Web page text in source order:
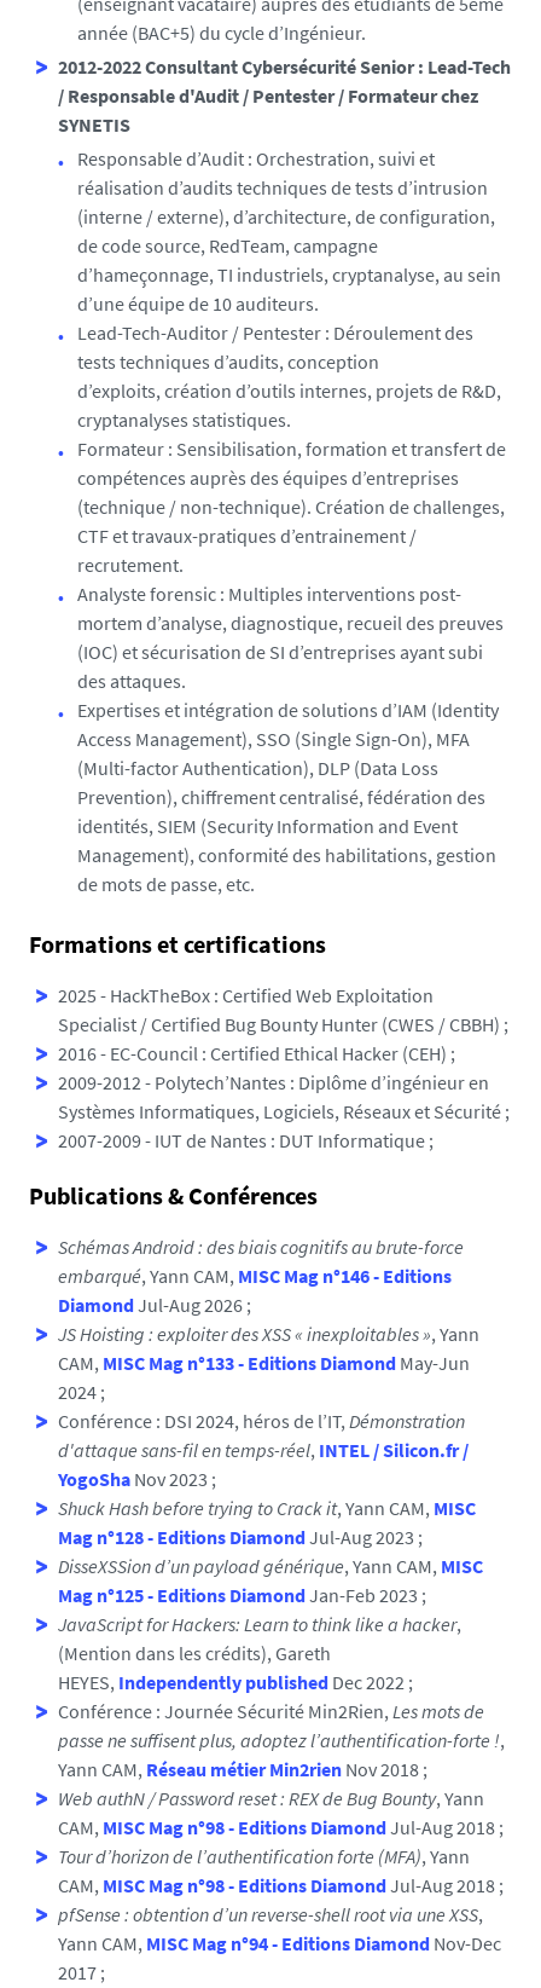
année (BAC+5) du cycle d’Ingénieur.
2012-2022 Consultant Cybersécurité Senior : Lead-Tech
/ Responsable d'Audit / Pentester / Formateur chez
SYNETIS
Responsable d’Audit : Orchestration, suivi et
réalisation d’audits techniques de tests d’intrusion
(interne / externe), d’architecture, de configuration,
de code source, RedTeam, campagne
d’hameçonnage, TI industriels, cryptanalyse, au sein
d’une équipe de 10 auditeurs.
Lead-Tech-Auditor / Pentester : Déroulement des
tests techniques d’audits, conception
d’exploits, création d’outils internes, projets de R&D,
cryptanalyses statistiques.
Formateur : Sensibilisation, formation et transfert de
compétences auprès des équipes d’entreprises
(technique / non-technique). Création de challenges,
CTF et travaux-pratiques d’entrainement /
recrutement.
Analyste forensic : Multiples interventions post-
mortem d’analyse, diagnostique, recueil des preuves
(IOC) et sécurisation de SI d’entreprises ayant subi
des attaques.
Expertises et intégration de solutions d’IAM (Identity
Access Management), SSO (Single Sign-On), MFA
(Multi-factor Authentication), DLP (Data Loss
Prevention), chiffrement centralisé, fédération des
identités, SIEM (Security Information and Event
Management), conformité des habilitations, gestion
de mots de passe, etc.
Formations et certifications
2025 - HackTheBox : Certified Web Exploitation
Specialist / Certified Bug Bounty Hunter (CWES / CBBH) ;
2016 - EC-Council : Certified Ethical Hacker (CEH) ;
2009-2012 - Polytech’Nantes : Diplôme d’ingénieur en
Systèmes Informatiques, Logiciels, Réseaux et Sécurité ;
2007-2009 - IUT de Nantes : DUT Informatique ;
Publications & Conférences
Schémas Android : des biais cognitifs au brute-force
embarqué, Yann CAM, MISC Mag n°146 - Editions
DiamondJul-Aug 2026 ;
JS Hoisting : exploiter des XSS « inexploitables », Yann
CAM, MISC Mag n°133 - Editions Diamond May-Jun
2024 ;
Conférence : DSI 2024, héros de l’IT,Démonstration
d'attaque sans-fil en temps-réel, INTEL / Silicon.fr /
YogoSha Nov 2023 ;
Shuck Hash before trying to Crack it, Yann CAM, MISC
Mag n°128 - Editions DiamondJul-Aug 2023 ;
DisseXSSion d’un payload générique, Yann CAM, MISC
Mag n°125 - Editions DiamondJan-Feb 2023 ;
JavaScript for Hackers: Learn to think like a hacker,
(Mention dans les crédits), Gareth
HEYES, Independently published Dec 2022 ;
Conférence : Journée Sécurité Min2Rien,Les mots de
passe ne suffisent plus, adoptez l’authentification-forte !,
Yann CAM, Réseau métier Min2rien Nov 2018 ;
Web authN / Password reset : REX de Bug Bounty, Yann
CAM, MISC Mag n°98 - Editions DiamondJul-Aug 2018 ;
Tour d’horizon de l’authentification forte (MFA), Yann
CAM, MISC Mag n°98 - Editions DiamondJul-Aug 2018 ;
pfSense : obtention d’un reverse-shell root via une XSS,
Yann CAM, MISC Mag n°94 - Editions Diamond Nov-Dec
2017 ;